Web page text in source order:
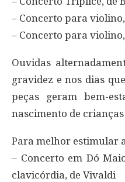
– Concerto para
– Concerto para
Ouvidas
gravidez e nos dias
peças geram bem-
nascimento de
Para melhor estimular
– Concerto em Dó
clavicórdia, de Vivaldi